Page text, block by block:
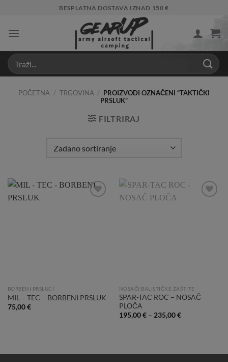
content
BESPLATNA DOSTAVA IZNAD 150 €
POČETNA / TRGOVINA / PROIZVODI OZNAČENI “TAKTIČKI
PRSLUK”
FILTRIRAJ
BORBENI PRSLUCI
MIL – TEC – BORBENI PRSLUK
75,00€
NOSAČI BALISTIČKE ZAŠTITE
SPAR-TAC ROC – NOSAČ
PLOČA
195,00€– 235,00€